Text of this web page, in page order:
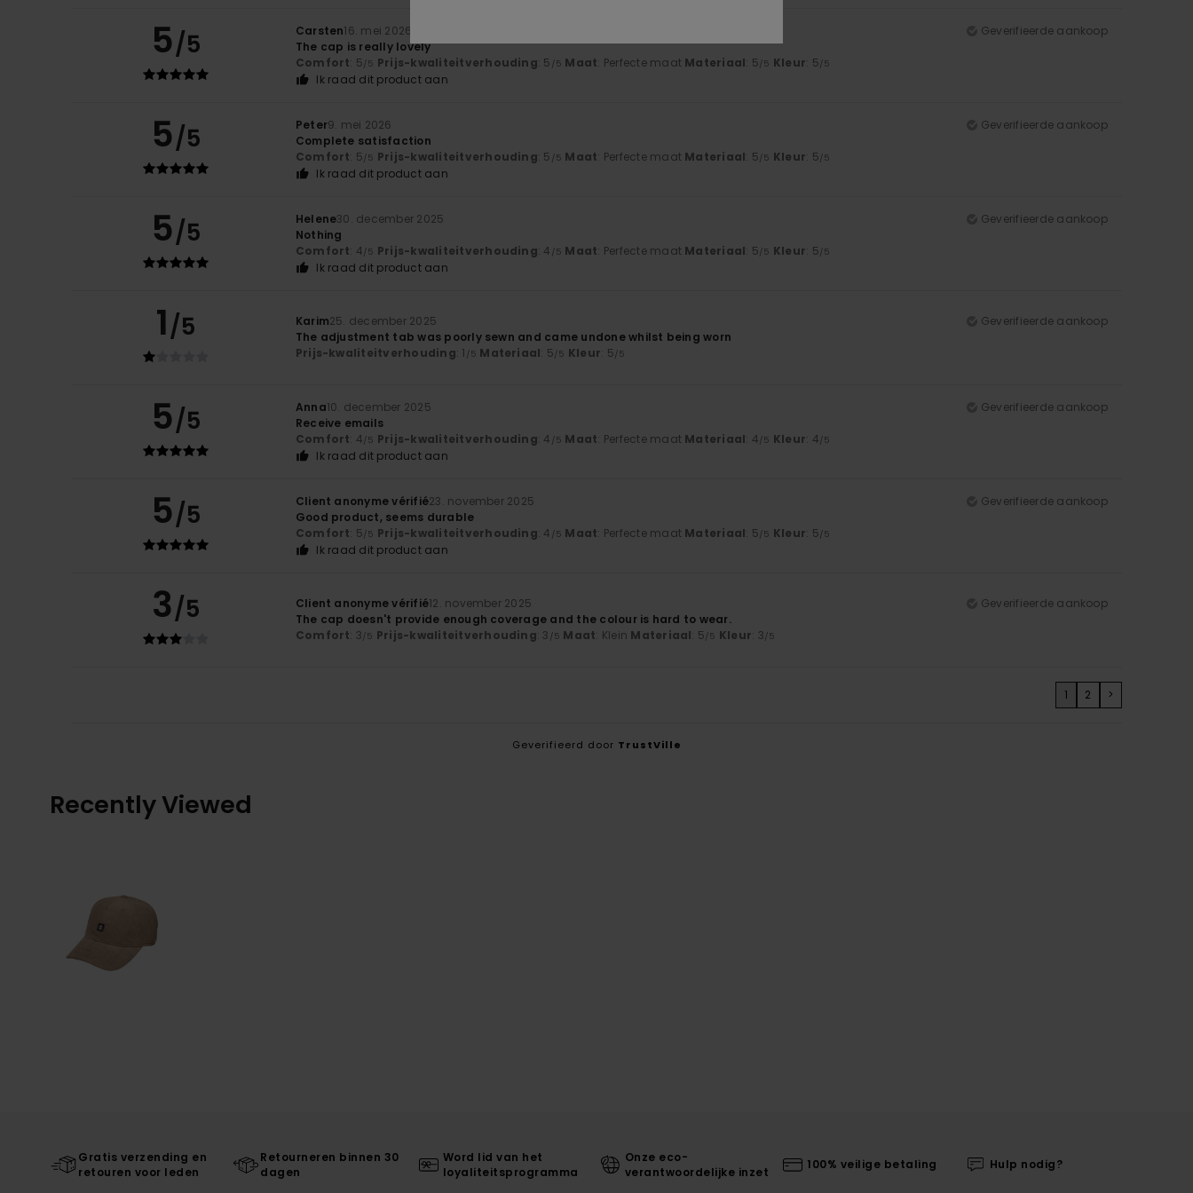
5/5 Carsten16. mei 2026
Geverifieerde aankoop
The cap is really lovely
Comfort: 5/5 Prijs-kwaliteitverhouding: 5 /5 Maat: Perfecte maat Materiaal: 5/5 Kleur: 5/5
Ik raad dit product aan
5/5 Peter9. mei 2026
Geverifieerde aankoop
Complete satisfaction
Comfort: 5/5 Prijs-kwaliteitverhouding: 5 /5 Maat: Perfecte maat Materiaal: 5/5 Kleur: 5/5
Ik raad dit product aan
5/5 Helene30. december 2025
Geverifieerde aankoop
Nothing
Comfort: 4/5 Prijs-kwaliteitverhouding: 4 /5 Maat: Perfecte maat Materiaal: 5/5 Kleur: 5/5
Ik raad dit product aan
1/5 Karim25. december 2025
Geverifieerde aankoop
The adjustment tab was poorly sewn and came undone whilst being worn
Prijs-kwaliteitverhouding: 1 /5 Materiaal: 5/5 Kleur: 5/5
5/5 Anna10. december 2025
Geverifieerde aankoop
Receive emails
Comfort: 4/5 Prijs-kwaliteitverhouding: 4 /5 Maat: Perfecte maat Materiaal: 4/5 Kleur: 4/5
Ik raad dit product aan
5/5 Client anonyme vérifié23. november 2025
Geverifieerde aankoop
Good product, seems durable
Comfort: 5/5 Prijs-kwaliteitverhouding: 4 /5 Maat: Perfecte maat Materiaal: 5/5 Kleur: 5/5
Ik raad dit product aan
3/5 Client anonyme vérifié12. november 2025
Geverifieerde aankoop
The cap doesn't provide enough coverage and the colour is hard to wear.
Comfort: 3/5 Prijs-kwaliteitverhouding: 3 /5 Maat: Klein Materiaal: 5/5 Kleur: 3/5
1 2 >
Geverifieerd door TrustVille
Recently Viewed
Gratis verzending en
retouren voor leden
Retourneren binnen 30
dagen
Word lid van het
loyaliteitsprogramma
Onze eco-
verantwoordelijke inzet
100% veilige betaling Hulp nodig?